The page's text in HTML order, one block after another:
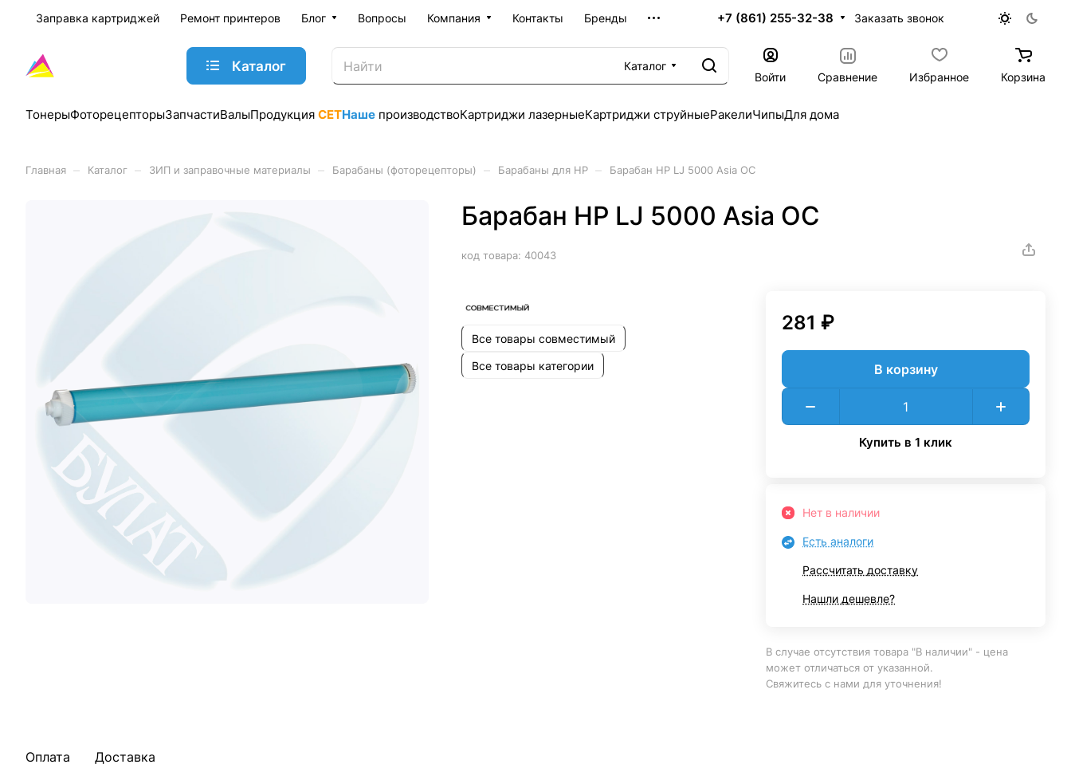
Заправка картриджей Ремонт принтеров Блог Вопросы Компания Контакты Бренды +7 (861) 255-32-38 Заказать звонок
Каталог
Каталог
Войти
Сравнение Избранное Корзина
ТонерыФоторецепторыЗапчастиВалыПродукция CETНаше производствоКартриджи лазерныеКартриджи струйныеРакелиЧипыДля дома
Главная Каталог ЗИП и заправочные материалы Барабаны (фоторецепторы) Барабаны для HP Барабан HP LJ 5000 Asia OC
Барабан HP LJ 5000 Asia OC
код товара: 40043
Все товары совместимый
Все товары категории
281 ₽
В корзину
Купить в 1 клик
Нет в наличии
Есть аналоги
Рассчитать доставку
Нашли дешевле?
В случае отсутствия товара "В наличии" - цена
может отличаться от указанной.
Свяжитесь с нами для уточнения!
Оплата Доставка